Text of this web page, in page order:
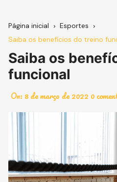
Página inicial
Esportes
Saiba os benefícios do treino
Saiba os
funcional
On: 8 de março de 2022 0